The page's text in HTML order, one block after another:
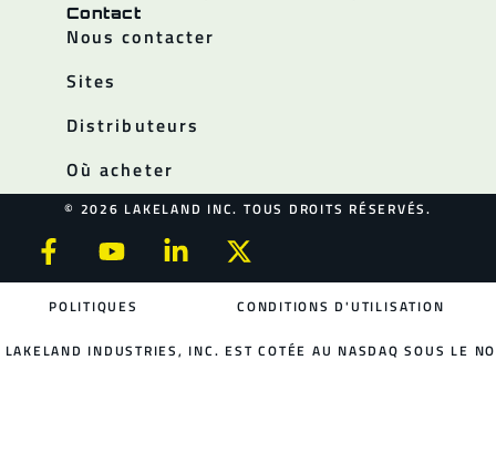
Contact
Nous contacter
Sites
Distributeurs
Où acheter
© 2026 LAKELAND INC. TOUS DROITS RÉSERVÉS.
POLITIQUES CONDITIONS D'UTILISATION
LAKELAND INDUSTRIES, INC. EST COTÉE AU NASDAQ SOUS LE